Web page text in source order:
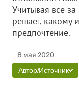
Учитывая все
решает, какому
8 мая 2020
Автор/Источник